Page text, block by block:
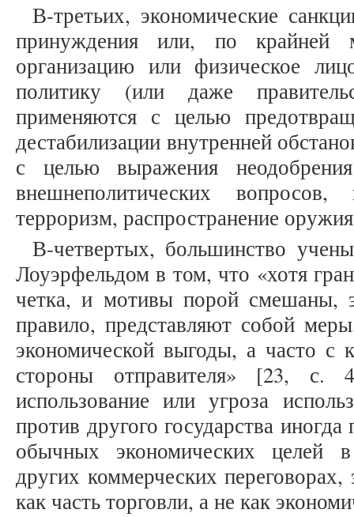
В-третьих, экономические
принуждения или, по крайней
организацию или физическое
политику (или даже
применяются с целью
дестабилизации внутренней
с целью выражения
внешнеполитических
терроризм, распространение
В-четвертых, большинство
Лоуэрфельдом в том, что «хотя
четка, и мотивы порой смешаны,
правило, представляют собой
экономической выгоды, а часто с
стороны отправителя» [23, с.
использование или угроза
против другого государства
обычных экономических целей
других коммерческих
как часть торговли, а не как